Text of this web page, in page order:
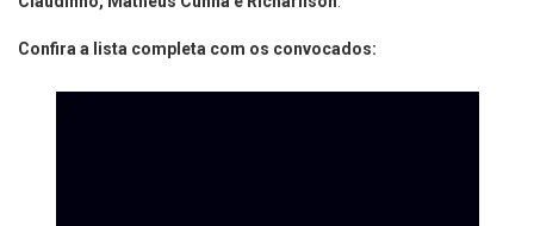
Claudinho, Matheus Cunha e Richarlison.
Confira a lista completa com os convocados: